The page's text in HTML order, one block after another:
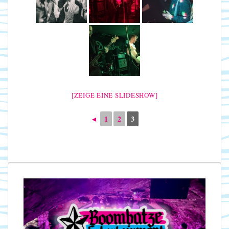
[ZEIGE EINE SLIDESHOW]
◄ 1 2 3